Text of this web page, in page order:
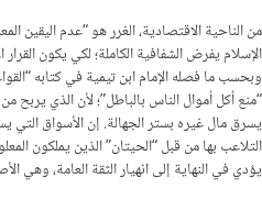
الإسلام يفرض الشفافية الكاملة؛ لكي يكون
وبحسب ما فصله الإمام ابن تيمية في كتابه
“منع أكل أموال الناس بالباطل”؛ لأن الذي
يسرق مال غيره بستر الجهالة. إن الأسواق
التلاعب بها من قبل “الحيتان” الذين يملكون
يؤدي في النهاية إلى انهيار الثقة العامة، وهي